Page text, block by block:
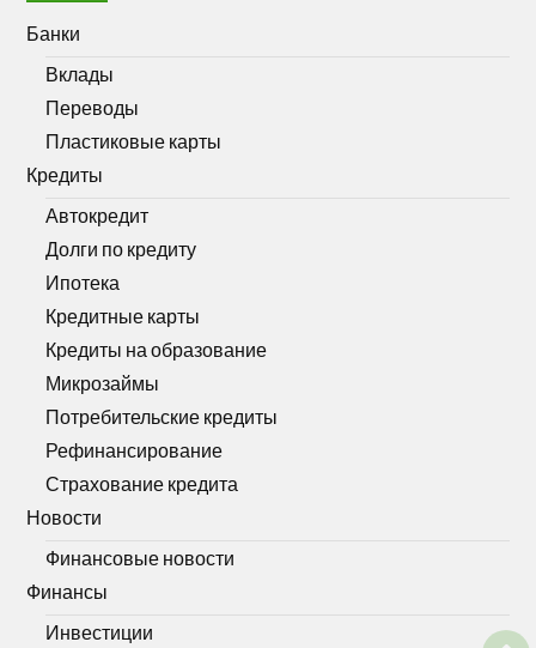
Банки
Вклады
Переводы
Пластиковые карты
Кредиты
Автокредит
Долги по кредиту
Ипотека
Кредитные карты
Кредиты на образование
Микрозаймы
Потребительские кредиты
Рефинансирование
Страхование кредита
Новости
Финансовые новости
Финансы
Инвестиции